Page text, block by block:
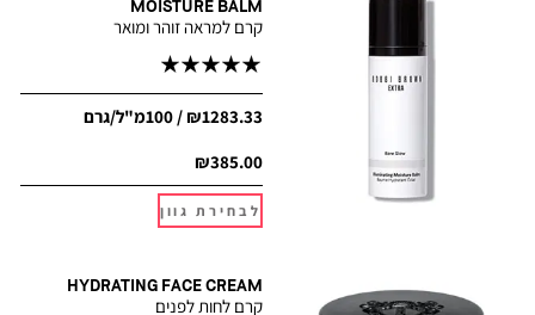
MOISTURE BALM
קרם למראה זוהר ומואר
₪1283.33 / 100מ"ל/גרם
₪385.00
לבחירת גוון
HYDRATING FACE CREAM
קרם לחות לפנים